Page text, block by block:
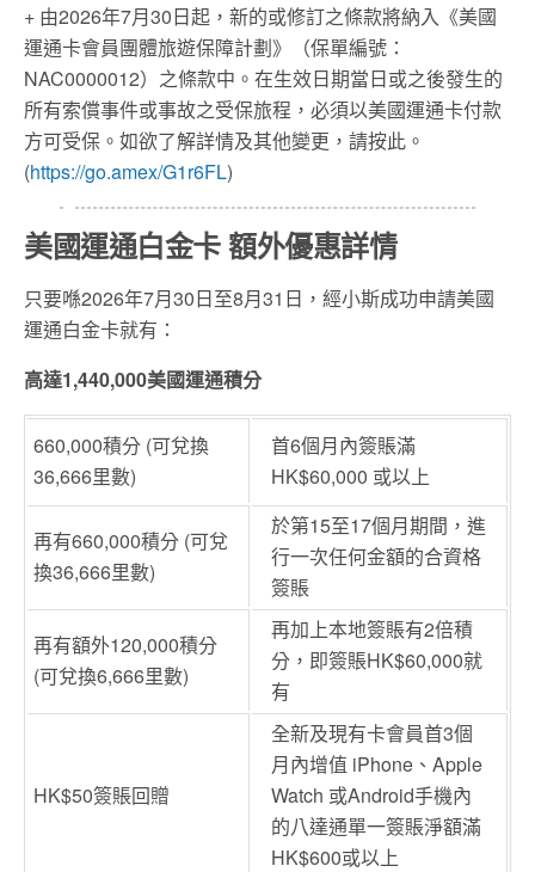
+ 由2026年7月30日起，新的或修訂之條款將納入《美國
運通卡會員團體旅遊保障計劃》（保單編號：
NAC0000012）之條款中。在生效日期當日或之後發生的
所有索償事件或事故之受保旅程，必須以美國運通卡付款
方可受保。如欲了解詳情及其他變更，請按此。
(https://go.amex/G1r6FL)
美國運通白金卡額外優惠詳情
只要喺2026年7月30日至8月31日，經小斯成功申請美國
運通白金卡就有：
高達1,440,000美國運通積分
660,000積分 (可兌換
36,666里數)
首6個月內簽賬滿
HK$60,000 或以上
再有660,000積分 (可兌
換36,666里數)
於第15至17個月期間，進
行一次任何金額的合資格
簽賬
再有額外120,000積分
(可兌換6,666里數)
再加上本地簽賬有2倍積
分，即簽賬HK$60,000就
有
HK$50簽賬回贈
全新及現有卡會員首3個
月內增值 iPhone、Apple
Watch 或Android手機內
的八達通單一簽賬淨額滿
HK$600或以上